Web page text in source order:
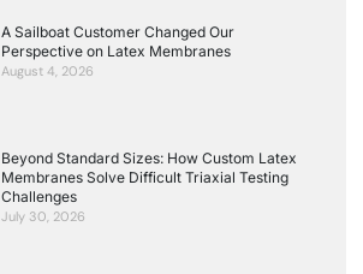
A Sailboat Customer Changed Our
Perspective on Latex Membranes
August 4, 2026
Beyond Standard Sizes: How Custom Latex
Membranes Solve Difficult Triaxial Testing
Challenges
July 30, 2026